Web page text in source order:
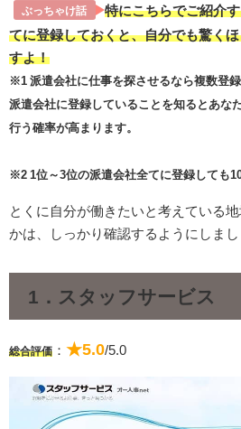
ぶっちゃけ話
特にこちらでご紹介
てに登録しておくと、自分でも驚く
すよ！
※1 派遣会社に仕事を探させるなら複数登
派遣会社に登録していることを知るとあな
行う確率が高まります。
※2 1位～3位の派遣会社全てに登録しても
とくに自分が働きたいと考えている
かは、しっかり確認するようにしまし
1．スタッフサービス
総合評価 ： ★5.0/5.0